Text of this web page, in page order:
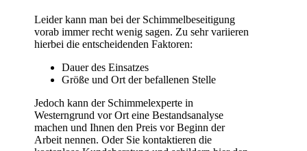
Leider kann man bei der Schimmelbeseitigung
vorab immer recht wenig sagen. Zu sehr variieren
hierbei die entscheidenden Faktoren:
Dauer des Einsatzes
Größe und Ort der befallenen Stelle
Jedoch kann der Schimmelexperte in
Westerngrund vor Ort eine Bestandsanalyse
machen und Ihnen den Preis vor Beginn der
Arbeit nennen. Oder Sie kontaktieren die